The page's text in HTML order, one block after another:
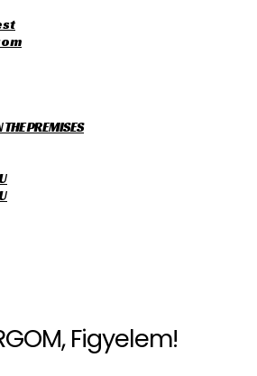
THE PREMISES
Figyelem!